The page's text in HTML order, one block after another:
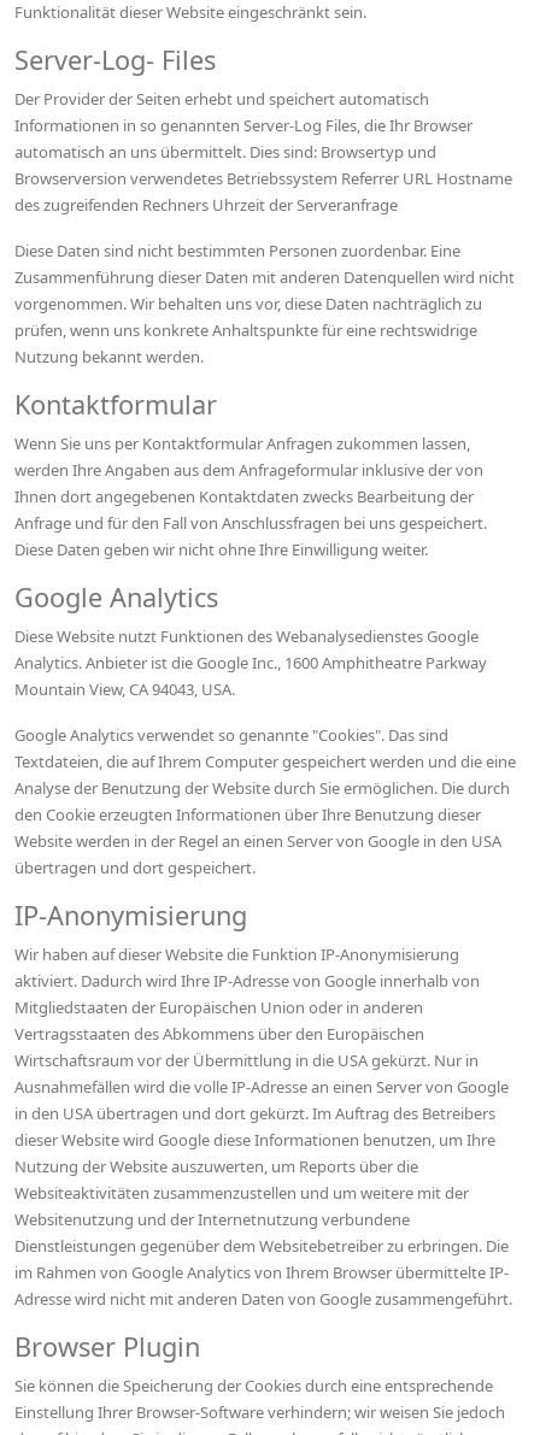
Funktionalität dieser Website eingeschränkt sein.
Server-Log- Files
Der Provider der Seiten erhebt und speichert automatisch
Informationen in so genannten Server-Log Files, die Ihr Browser
automatisch an uns übermittelt. Dies sind: Browsertyp und
Browserversion verwendetes Betriebssystem Referrer URL Hostname
des zugreifenden Rechners Uhrzeit der Serveranfrage
Diese Daten sind nicht bestimmten Personen zuordenbar. Eine
Zusammenführung dieser Daten mit anderen Datenquellen wird nicht
vorgenommen. Wir behalten uns vor, diese Daten nachträglich zu
prüfen, wenn uns konkrete Anhaltspunkte für eine rechtswidrige
Nutzung bekannt werden.
Kontaktformular
Wenn Sie uns per Kontaktformular Anfragen zukommen lassen,
werden Ihre Angaben aus dem Anfrageformular inklusive der von
Ihnen dort angegebenen Kontaktdaten zwecks Bearbeitung der
Anfrage und für den Fall von Anschlussfragen bei uns gespeichert.
Diese Daten geben wir nicht ohne Ihre Einwilligung weiter.
Google Analytics
Diese Website nutzt Funktionen des Webanalysedienstes Google
Analytics. Anbieter ist die Google Inc., 1600 Amphitheatre Parkway
Mountain View, CA 94043, USA.
Google Analytics verwendet so genannte "Cookies". Das sind
Textdateien, die auf Ihrem Computer gespeichert werden und die eine
Analyse der Benutzung der Website durch Sie ermöglichen. Die durch
den Cookie erzeugten Informationen über Ihre Benutzung dieser
Website werden in der Regel an einen Server von Google in den USA
übertragen und dort gespeichert.
IP-Anonymisierung
Wir haben auf dieser Website die Funktion IP-Anonymisierung
aktiviert. Dadurch wird Ihre IP-Adresse von Google innerhalb von
Mitgliedstaaten der Europäischen Union oder in anderen
Vertragsstaaten des Abkommens über den Europäischen
Wirtschaftsraum vor der Übermittlung in die USA gekürzt. Nur in
Ausnahmefällen wird die volle IP-Adresse an einen Server von Google
in den USA übertragen und dort gekürzt. Im Auftrag des Betreibers
dieser Website wird Google diese Informationen benutzen, um Ihre
Nutzung der Website auszuwerten, um Reports über die
Websiteaktivitäten zusammenzustellen und um weitere mit der
Websitenutzung und der Internetnutzung verbundene
Dienstleistungen gegenüber dem Websitebetreiber zu erbringen. Die
im Rahmen von Google Analytics von Ihrem Browser übermittelte IP-
Adresse wird nicht mit anderen Daten von Google zusammengeführt.
Browser Plugin
Sie können die Speicherung der Cookies durch eine entsprechende
Einstellung Ihrer Browser-Software verhindern; wir weisen Sie jedoch